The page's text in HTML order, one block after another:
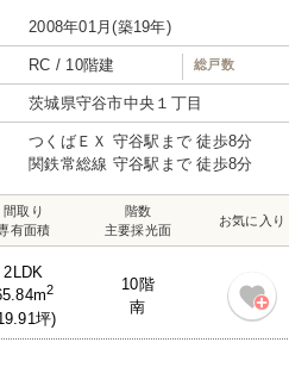
2008年01月(築19年)
RC / 10階建 総戸数
茨城県守谷市中央１丁目
つくばＥＸ 守谷駅まで 徒歩8分
関鉄常総線 守谷駅まで 徒歩8分
間取り
有面積
階数
主要採光面
お気に入り
2LDK
2
坪)
10階
南